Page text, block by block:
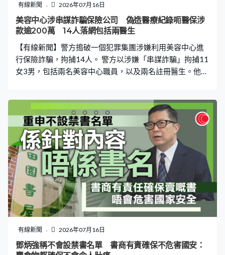
有線新聞 2026年07月16日
美容中心涉串謀詐騙保險公司 偽造醫療紀錄呃醫保涉
款逾200萬 14人落網包括兩醫生
【有線新聞】警方搗破一個犯罪集團涉嫌利用美容中心進
行保險詐騙，拘捕14人。 警方以涉嫌「串謀詐騙」拘捕11
女3男，包括兩名美容中心職員，以及兩名註冊醫生。他們
中心去年6月至今年4月，曾向多間保險公司提交約200宗
保險索償申請，涉及賠款金額超過200萬。商業罪案調查
科訛騙調查組高級督察劉兆寳：「調查發現，有保險從業
員會安排索償人到指定美容中心接受治療，之後美容中心
的醫生涉嫌簽發一些內容失實的醫療證明以及收據，訛稱
索償人因為醫療需要要接受手術，例如去疣、膿瘡引流等
手術。但警方發現他們實際上到美容院只是接受醫學美容
的治療，例如水光針注射、祛斑治療、電波拉皮等。」
有線新聞 2026年07月16日
鄧炳強稱不會設禁書名單 書商有責確保不危害國安：